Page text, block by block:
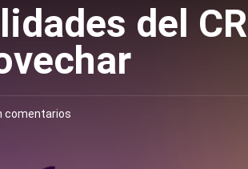
del
comentarios